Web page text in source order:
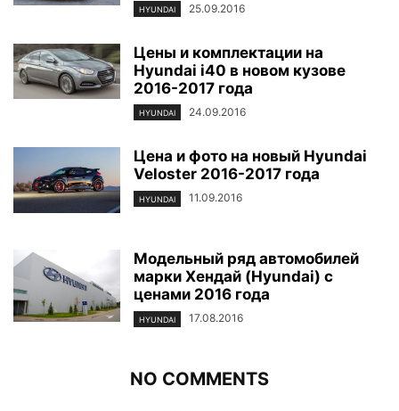
HYUNDAI 25.09.2016
Цены и комплектации на
Hyundai i40 в новом кузове
2016-2017 года
HYUNDAI 24.09.2016
Цена и фото на новый Hyundai
Veloster 2016-2017 года
HYUNDAI 11.09.2016
Модельный ряд автомобилей
марки Хендай (Hyundai) с
ценами 2016 года
HYUNDAI 17.08.2016
NO COMMENTS